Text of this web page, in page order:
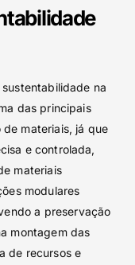
na
das principais
materiais, já que
e controlada,
materiais
modulares
a preservação
montagem das
de recursos e